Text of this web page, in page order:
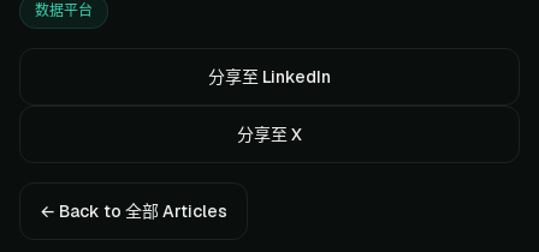
数据平台
分享至 LinkedIn
分享至 X
← Back to 全部 Articles